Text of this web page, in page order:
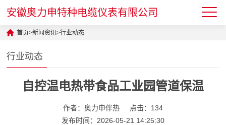
安徽奥力申特种电缆仪表有限公司
首页>新闻资讯>行业动态
行业动态
自控温电热带食品工业园管道保温
作者：奥力申伴热
点击：134
发布时间：2026-05-21 14:25:30